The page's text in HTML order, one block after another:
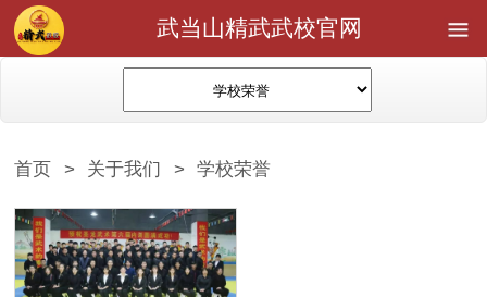
武当山精武武校官网
首页 > 关于我们 > 学校荣誉